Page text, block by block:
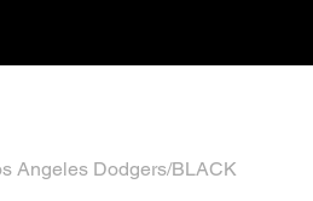
Angeles Dodgers/BLACK